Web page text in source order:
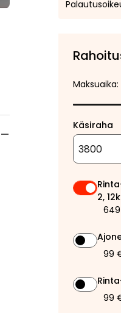
Maksuaika:
Käsiraha
2,
99
99